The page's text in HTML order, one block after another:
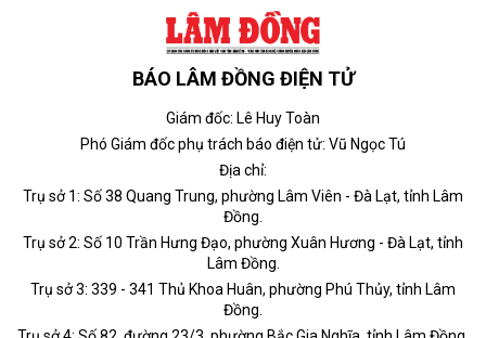
BÁO LÂM ĐỒNG ĐIỆN TỬ
Giám đốc: Lê Huy Toàn
Phó Giám đốc phụ trách báo điện tử: Vũ Ngọc Tú
Địa chỉ:
Trụ sở 1: Số 38 Quang Trung, phường Lâm Viên - Đà Lạt, tỉnh Lâm
Đồng.
Trụ sở 2: Số 10 Trần Hưng Đạo, phường Xuân Hương - Đà Lạt, tỉnh
Lâm Đồng.
Trụ sở 3: 339 - 341 Thủ Khoa Huân, phường Phú Thủy, tỉnh Lâm
Đồng.